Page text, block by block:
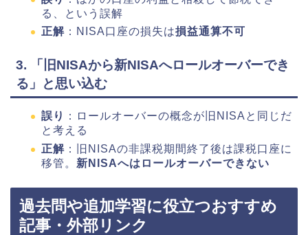
る、という誤解
正解 ：NISA口座の損失は損益通算不可
3. 「旧NISAから新NISAへロールオーバーでき
る」と思い込む
誤り
：ロールオーバーの概念が旧NISAと同じだ
と考える
正解 ：旧NISAの非課税期間終了後は課税口座に
移管。 新NISAへはロールオーバーできない
過去問や追加学習に役立つおすすめ
記事・外部リンク